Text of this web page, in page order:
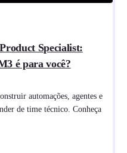
Specialist:
é para você?
automações, agentes e
de time técnico. Conheça